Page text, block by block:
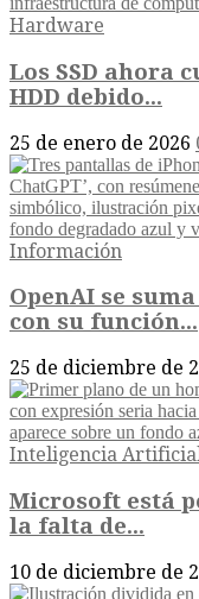
Hardware
Los SSD ahora
HDD debido...
25 de enero de 2026
Información
OpenAI se
con su función...
25 de diciembre de
Inteligencia
Microsoft está
la falta de...
10 de diciembre de